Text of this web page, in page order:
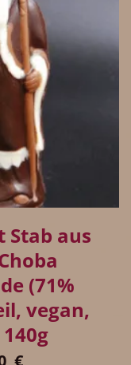
Stab aus
(71%
vegan,
€